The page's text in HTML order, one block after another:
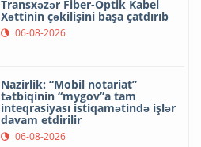
Transxəzər Fiber-Optik Kabel
Xəttinin çəkilişini başa çatdırıb
06-08-2026
Nazirlik: “Mobil notariat”
tətbiqinin “mygov”a tam
inteqrasiyası istiqamətində işlər
davam etdirilir
06-08-2026